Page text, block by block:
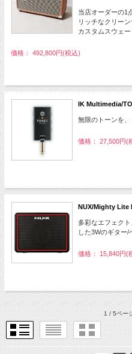
当店オーダーの1
リッチなクリー
カスタムスウェー
価格： 492,800円(税込)
IK Multimedia/
無限のトーンを
価格： 27,500円(
NUX/Mighty Lite
多彩なエフェク
した3Wのギター
価格： 15,840円(
1 / 5ペー